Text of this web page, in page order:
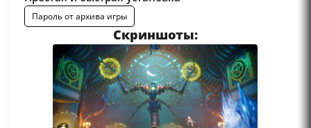
Пароль от архива игры
Скриншоты: